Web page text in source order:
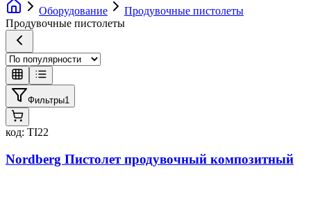
Оборудование
Продувочные пистолеты
Продувочные пистолеты
Фильтры1
код: TI22
Nordberg Пистолет продувочный композитный